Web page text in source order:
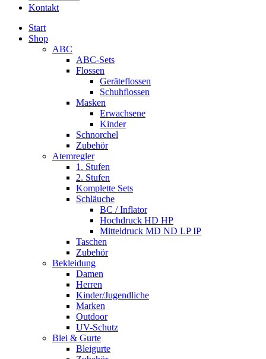
Kontakt
Start
Shop
ABC
ABC-Sets
Flossen
Geräteflossen
Schuhflossen
Masken
Erwachsene
Kinder
Schnorchel
Zubehör
Atemregler
1. Stufen
2. Stufen
Komplette Sets
Schläuche
BC / Inflator
Hochdruck HD HP
Mitteldruck MD ND LP IP
Taschen
Zubehör
Bekleidung
Damen
Herren
Kinder/Jugendliche
Marken
Outdoor
UV-Schutz
Blei & Gurte
Bleigurte